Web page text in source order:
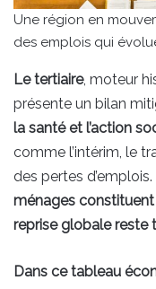
Une région en
des emplois qui
Le tertiaire, moteur
présente un bilan
la santé et l’action
comme l’intérim, le
des pertes d’emplois.
ménages
reprise globale reste
Dans ce tableau